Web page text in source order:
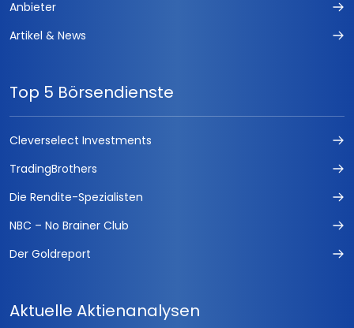
Anbieter
Artikel & News
Top 5 Börsendienste
Cleverselect Investments
TradingBrothers
Die Rendite-Spezialisten
NBC – No Brainer Club
Der Goldreport
Aktuelle Aktienanalysen